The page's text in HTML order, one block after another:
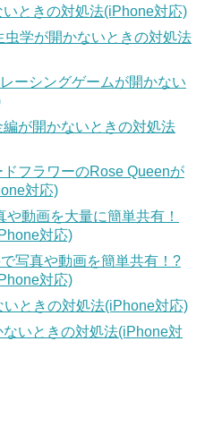
ときの対処法(iPhone対応)
学が開かないときの対処法
ーシングゲームが開かない
が開かないときの対処法
フラワーのRose Queenが
対応)
動画を大量に簡単共有！
対応)
写真や動画を簡単共有！?
対応)
ときの対処法(iPhone対応)
いときの対処法(iPhone対